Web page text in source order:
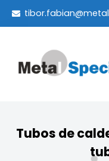
Tubos de